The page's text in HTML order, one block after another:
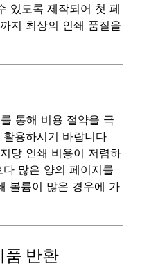
있도록 제작되어 첫 페
지 최상의 인쇄 품질을
통해 비용 절약을 극
용하시기 바랍니다.
당 인쇄 비용이 저렴하
많은 양의 페이지를
볼륨이 많은 경우에 가
품 반환